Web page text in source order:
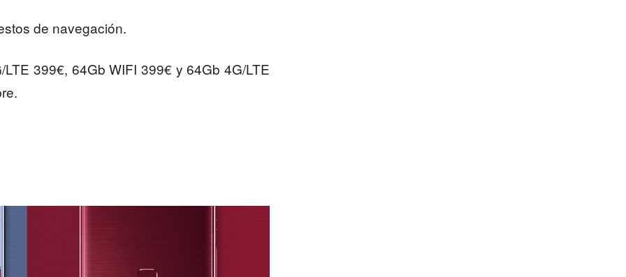
de navegación.
399€, 64Gb WIFI 399€ y 64Gb 4G/LTE